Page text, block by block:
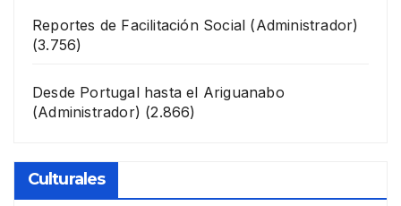
Reportes de Facilitación Social (Administrador)
(3.756)
Desde Portugal hasta el Ariguanabo
(Administrador) (2.866)
Culturales